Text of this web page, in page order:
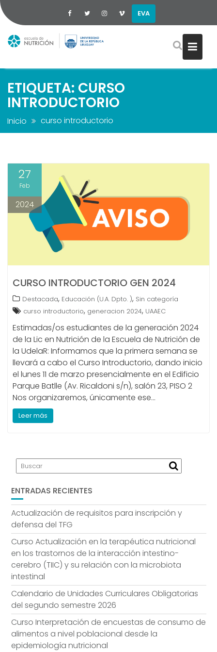
EVA
ETIQUETA: CURSO
INTRODUCTORIO
Inicio curso introductorio
27
Feb
2024
CURSO INTRODUCTORIO GEN 2024
Destacada, Educación (U.A. Dpto. ), Sin categoría
curso introductorio, generacion 2024, UAAEC
Estimadas/os estudiantes de la generación 2024
de la Lic en Nutrición de la Escuela de Nutrición de
la UdelaR: Informamos que la primera semana se
llevará a cabo el Curso Introductorio, dando inicio
el lunes 11 de marzo presencialmente en el Edificio
Parque Batlle (Av. Ricaldoni s/n), salón 23, PISO 2
Nos organizaremos, únicamente ese…
Leer más
ENTRADAS RECIENTES
Actualización de requisitos para inscripción y
defensa del TFG
Curso Actualización en la terapéutica nutricional
en los trastornos de la interacción intestino-
cerebro (TIIC) y su relación con la microbiota
intestinal
Calendario de Unidades Curriculares Obligatorias
del segundo semestre 2026
Curso Interpretación de encuestas de consumo de
alimentos a nivel poblacional desde la
epidemiología nutricional